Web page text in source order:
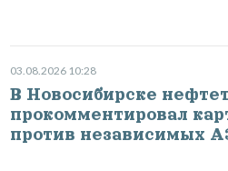
03.08.2026 10:28
В Новосибирске
прокомментировал
против независимых